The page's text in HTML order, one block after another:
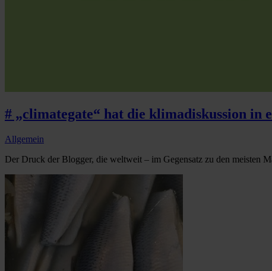
# „climategate“ hat die klimadiskussion in
Allgemein
Der Druck der Blogger, die weltweit – im Gegensatz zu den meisten